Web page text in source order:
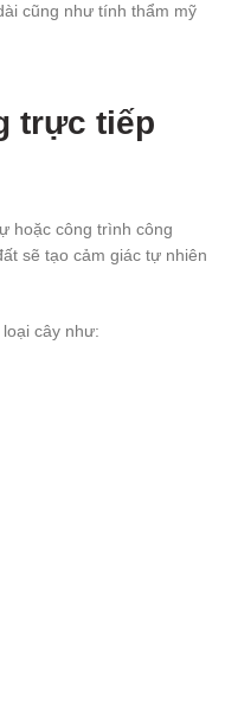
cũng như tính thẩm mỹ
trực tiếp
hoặc công trình công
sẽ tạo cảm giác tự nhiên
cây như: